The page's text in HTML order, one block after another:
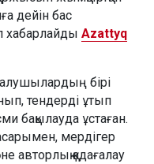
дейін бас
Azattyq
бірі
тендерді ұтып
бақылауда ұстаған.
мердігер
авторлық қадағалау